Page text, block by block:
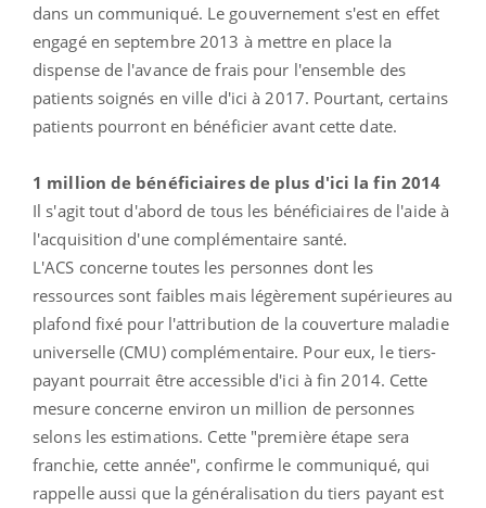
dans un communiqué. Le gouvernement s'est en effet
engagé en septembre 2013 à mettre en place la
dispense de l'avance de frais pour l'ensemble des
patients soignés en ville d'ici à 2017. Pourtant, certains
patients pourront en bénéficier avant cette date.
1 million de bénéficiaires de plus d'ici la fin 2014
Il s'agit tout d'abord de tous les bénéficiaires de l'aide à
l'acquisition d'une complémentaire santé.
L'ACS concerne toutes les personnes dont les
ressources sont faibles mais légèrement supérieures au
plafond fixé pour l'attribution de la couverture maladie
universelle (CMU) complémentaire. Pour eux, le tiers-
payant pourrait être accessible d'ici à fin 2014. Cette
mesure concerne environ un million de personnes
selons les estimations. Cette "première étape sera
franchie, cette année", confirme le communiqué, qui
rappelle aussi que la généralisation du tiers payant est